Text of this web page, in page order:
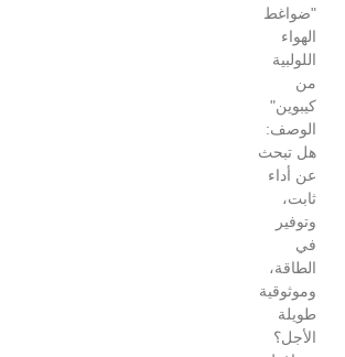
"ضواغط
الهواء
اللولبية
من
كيبوين"
الوصف:
هل تبحث
عن أداء
ثابت،
وتوفير
في
الطاقة،
وموثوقية
طويلة
الأجل؟